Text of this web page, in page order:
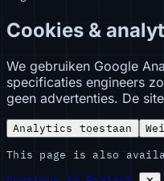
Cookies &
We gebruiken Google
specificaties engineers
geen advertenties. De
Analytics toestaan
This page is also